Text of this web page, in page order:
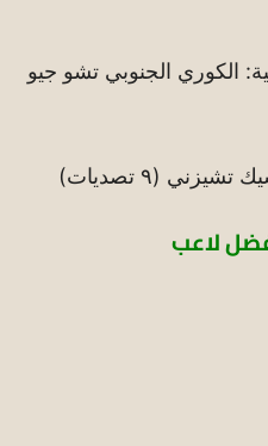
الكوري الجنوبي تشو جيو
(٩ تصديات)
لاعب